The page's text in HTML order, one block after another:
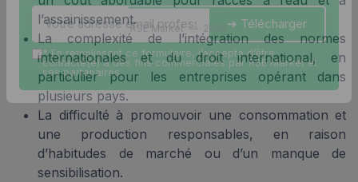
l’assainissement.
La complexité de l’intégration des normes
internationales et du droit international, en
particulier pour les entreprises opérant dans
plusieurs pays.
La difficulté à promouvoir une consommation et
une production responsables, en raison
d’habitudes de marché ou d’un manque de
sensibilisation.
RSE Market — 2026 ➔ Télécharger
*En remplissant ce formulaire, j’accepte d’être
contacté(e) à des fins commerciales par RSE Market et
ses partenaires.